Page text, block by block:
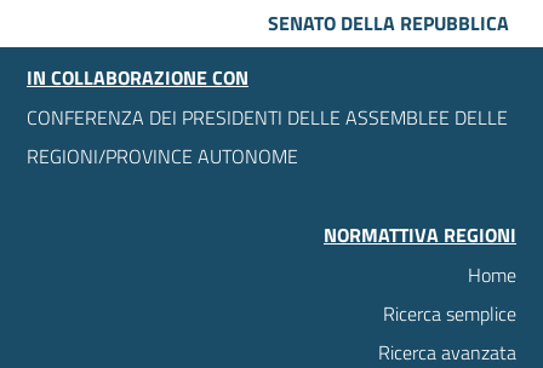
SENATO DELLA REPUBBLICA
IN COLLABORAZIONE CON
CONFERENZA DEI PRESIDENTI DELLE ASSEMBLEE DELLE
REGIONI/PROVINCE AUTONOME
NORMATTIVA REGIONI
Home
Ricerca semplice
Ricerca avanzata